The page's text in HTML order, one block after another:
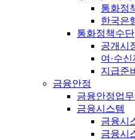
통화정
한국은
통화정책수단
공개시
여·수신
지급준
금융안정
금융안정업
금융시스템
금융시
금융시